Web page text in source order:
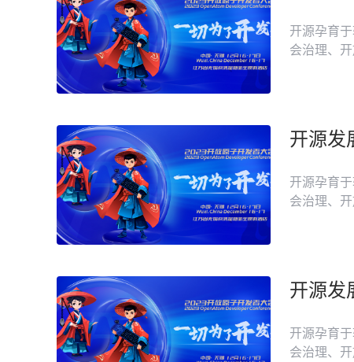
开源孕育
会治理、
宣传中国
下的重点
开源孕育
会治理、
宣传中国
下的重点
开源孕育
会治理、